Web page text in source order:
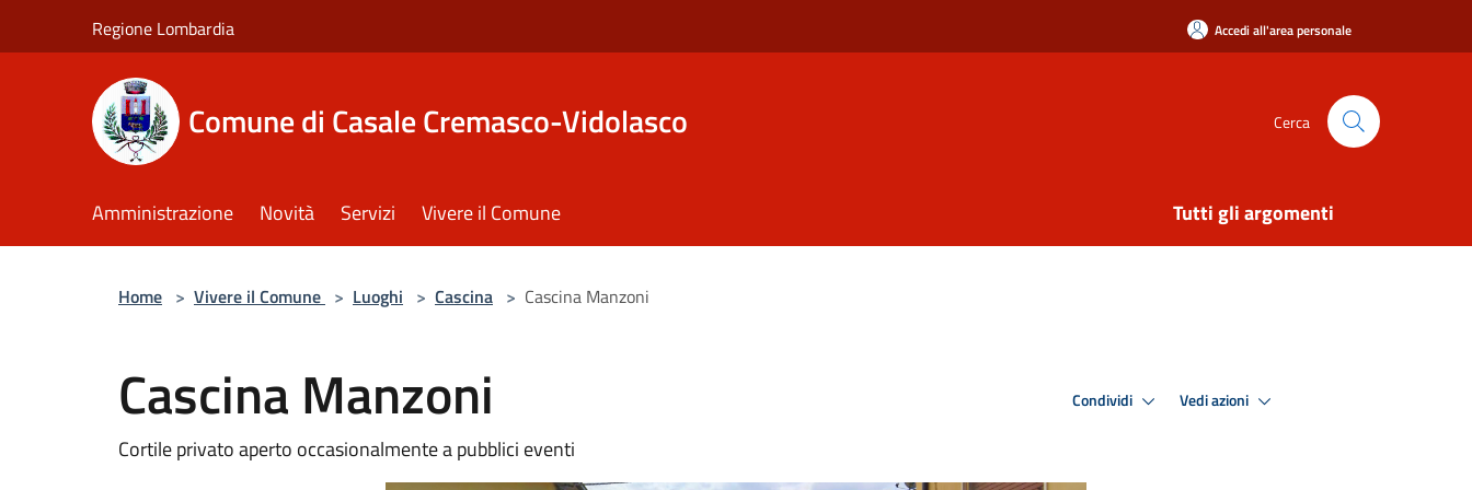
Regione Lombardia Accedi all'area personale
Comune di Casale Cremasco-Vidolasco Cerca
Amministrazione Novità Servizi Vivere il Comune Tutti gli argomenti
Home > Vivere il Comune > Luoghi > Cascina > Cascina Manzoni
Cascina Manzoni
Cortile privato aperto occasionalmente a pubblici eventi
Condividi Vedi azioni